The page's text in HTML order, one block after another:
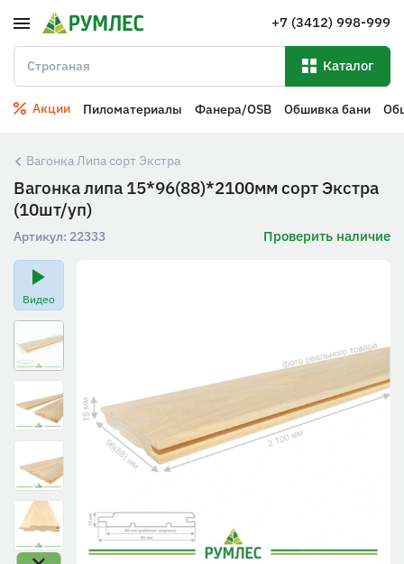
+7 (3412) 998-999
Каталог
Акции Пиломатериалы Фанера/OSB Обшивка бани
Вагонка Липа сорт Экстра
Вагонка липа 15*96(88)*2100мм сорт Экстра
(10шт/уп)
Артикул: 22333 Проверить наличие
Видео